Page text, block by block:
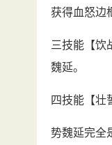
获得血怒边
三技能【饮
魏延。
四技能【壮
势魏延完全